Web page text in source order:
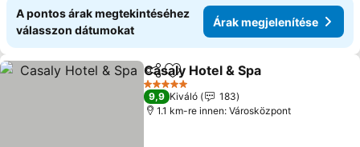
A pontos árak megtekintéséhez
válasszon dátumokat
Árak megjelenítése
Megosztás
Hozzáadás a kedvencekhez
Casaly Hotel & Spa
5 Kategória
9,9 Kiváló
183
1.1 km-re innen: Városközpont